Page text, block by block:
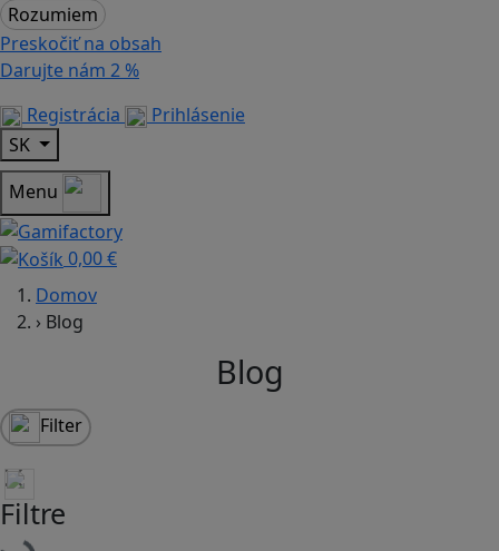
Rozumiem
Preskočiť na obsah
Darujte nám 2 %
Registrácia
Prihlásenie
SK
Menu
0,00 €
Domov
› Blog
Blog
Filter
Filtre